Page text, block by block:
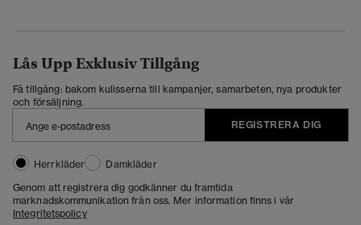
Lås Upp Exklusiv Tillgång
Få tillgång: bakom kulisserna till kampanjer, samarbeten, nya produkter
och försäljning.
REGISTRERA DIG
Herrkläder
Damkläder
Genom att registrera dig godkänner du framtida
marknadskommunikation från oss. Mer information finns i vår
Integritetspolicy